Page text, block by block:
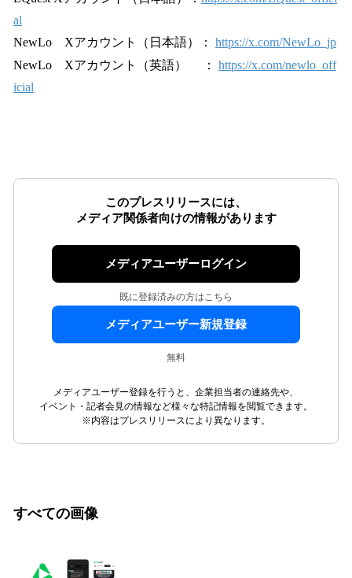
al
NewLo Xアカウント（日本語）： https://x.com/NewLo_jp
NewLo Xアカウント（英語） ： https://x.com/newlo_off
icial
このプレスリリースには、
メディア関係者向けの情報があります
メディアユーザーログイン
既に登録済みの方はこちら
メディアユーザー新規登録
無料
メディアユーザー登録を行うと、企業担当者の連絡先や、
イベント・記者会見の情報など様々な特記情報を閲覧できます。
※内容はプレスリリースにより異なります。
すべての画像